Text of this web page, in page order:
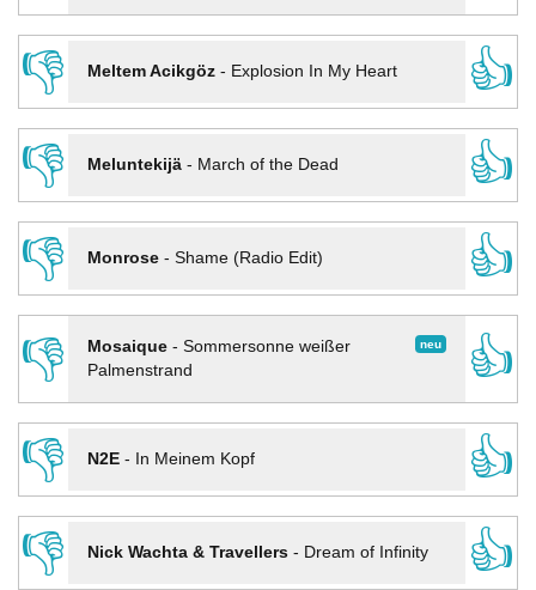
👎
Meltem Acikgöz- Explosion In My Heart
👍
👎
Meluntekijä- March of the Dead
👍
👎
Monrose- Shame (Radio Edit)
👍
👎
neu
Mosaique- Sommersonne weißer
Palmenstrand
👍
👎
N2E- In Meinem Kopf
👍
👎
Nick Wachta & Travellers- Dream of Infinity
👍